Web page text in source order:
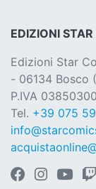
EDIZIONI
Edizioni Star
- 06134 Bosco
P.IVA
Tel. +39 075